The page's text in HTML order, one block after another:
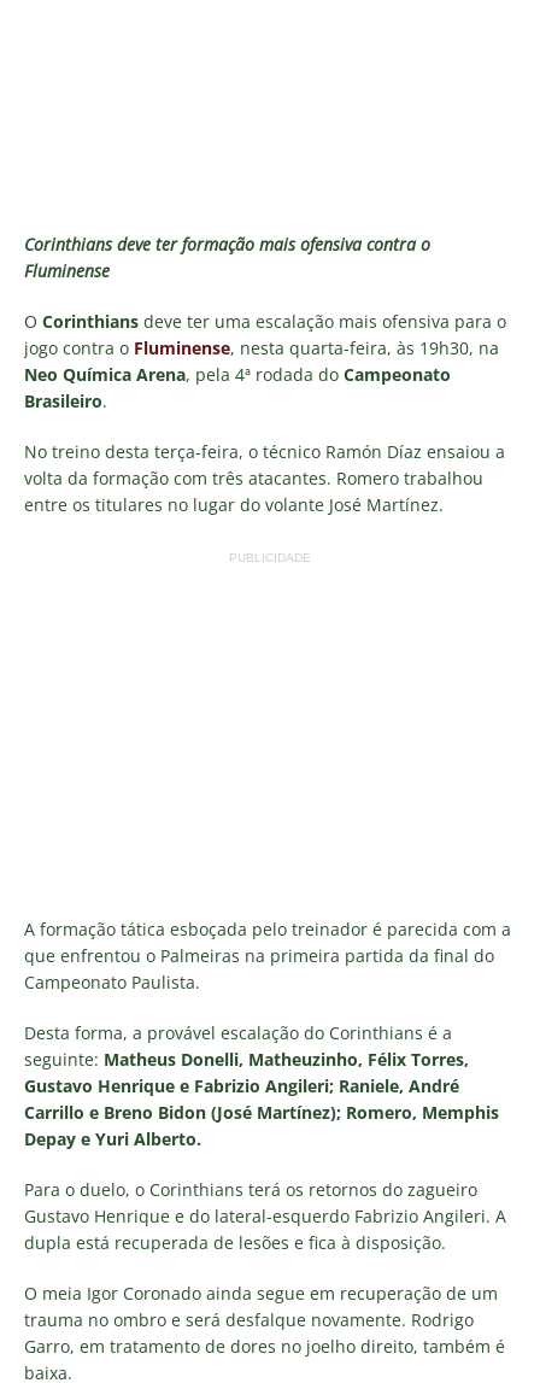
Corinthians deve ter formação mais ofensiva contra o
Fluminense
O Corinthians deve ter uma escalação mais ofensiva para o
jogo contra o Fluminense, nesta quarta-feira, às 19h30, na
Neo Química Arena, pela 4ª rodada do Campeonato
Brasileiro.
No treino desta terça-feira, o técnico Ramón Díaz ensaiou a
volta da formação com três atacantes. Romero trabalhou
entre os titulares no lugar do volante José Martínez.
PUBLICIDADE
A formação tática esboçada pelo treinador é parecida com a
que enfrentou o Palmeiras na primeira partida da final do
Campeonato Paulista.
Desta forma, a provável escalação do Corinthians é a
seguinte: Matheus Donelli, Matheuzinho, Félix Torres,
Gustavo Henrique e Fabrizio Angileri; Raniele, André
Carrillo e Breno Bidon (José Martínez); Romero, Memphis
Depay e Yuri Alberto.
Para o duelo, o Corinthians terá os retornos do zagueiro
Gustavo Henrique e do lateral-esquerdo Fabrizio Angileri. A
dupla está recuperada de lesões e fica à disposição.
O meia Igor Coronado ainda segue em recuperação de um
trauma no ombro e será desfalque novamente. Rodrigo
Garro, em tratamento de dores no joelho direito, também é
baixa.